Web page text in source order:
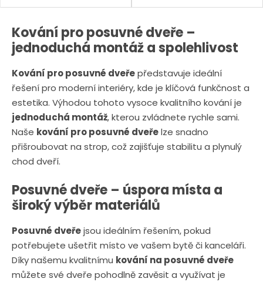
ě
n
t
p
o
č
e
ě
n
i
p
o
č
e
t
Kování pro posuvné dveře –
jednoduchá montáž a spolehlivost
Kování pro posuvné dveřepředstavuje ideální
řešení pro moderní interiéry, kde je klíčová funkčnost a
estetika. Výhodou tohoto vysoce kvalitního kování je
jednoduchá montáž, kterou zvládnete rychle sami.
Naše kování pro posuvné dveřelze snadno
přišroubovat na strop, což zajišťuje stabilitu a plynulý
chod dveří.
Posuvné dveře – úspora místa a
široký výběr materiálů
Posuvné dveřejsou ideálním řešením, pokud
potřebujete ušetřit místo ve vašem bytě či kanceláři.
Díky našemu kvalitnímu kování na posuvné dveře
můžete své dveře pohodlně zavěsit a využívat je